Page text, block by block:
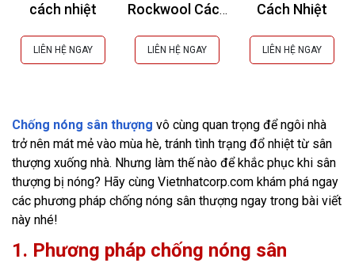
cách nhiệt
LIÊN HỆ NGAY
Rockwool Cách
Chống Cháy
LIÊN HỆ NGAY
Cách Nhiệt
LIÊN HỆ NGAY
Chống nóng sân thượng vô cùng quan trọng để ngôi nhà
trở nên mát mẻ vào mùa hè, tránh tình trạng đổ nhiệt từ sân
thượng xuống nhà. Nhưng làm thế nào để khắc phục khi sân
thượng bị nóng? Hãy cùng Vietnhatcorp.com khám phá ngay
các phương pháp chống nóng sân thượng ngay trong bài viết
này nhé!
1. Phương pháp chống nóng sân